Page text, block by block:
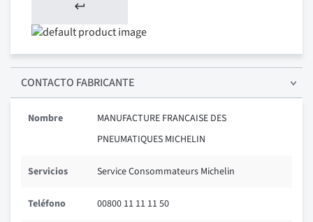
CONTACTO FABRICANTE
Nombre
MANUFACTURE FRANCAISE DES
PNEUMATIQUES MICHELIN
Servicios Service Consommateurs Michelin
Teléfono 00800 11 11 11 50